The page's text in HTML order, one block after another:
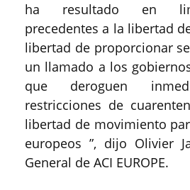
ha resultado en
precedentes a la libertad
libertad de proporcionar
un llamado a los
que deroguen
restricciones de
libertad de movimiento
europeos ”, dijo Olivier
General de ACI EUROPE.